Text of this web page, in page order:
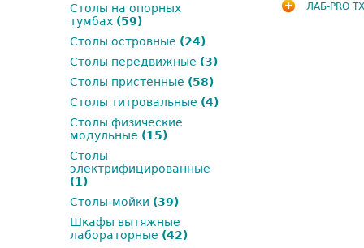
ЛАБ-PRO
Столы на опорных
тумбах (59)
Столы островные (24)
Столы передвижные (3)
Столы пристенные (58)
Столы титровальные (4)
Столы физические
модульные (15)
Столы
электрифицированные
(1)
Столы-мойки (39)
Шкафы вытяжные
лабораторные (42)